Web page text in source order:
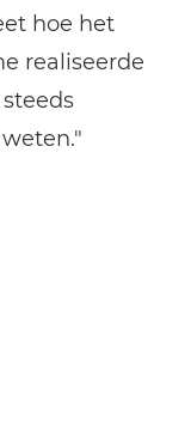
hoe het
realiseerde